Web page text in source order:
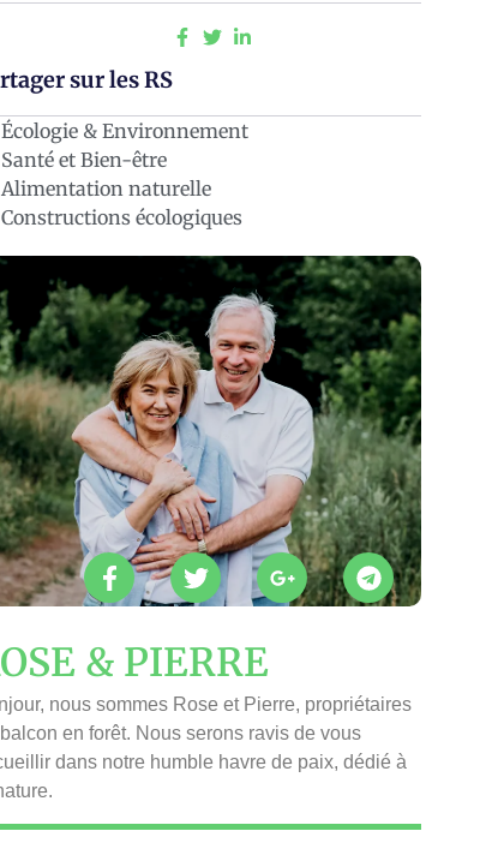
sur les RS
Écologie & Environnement
Santé et Bien-être
Alimentation naturelle
Constructions écologiques
& PIERRE
nous sommes Rose et Pierre, propriétaires
en forêt. Nous serons ravis de vous
dans notre humble havre de paix, dédié à